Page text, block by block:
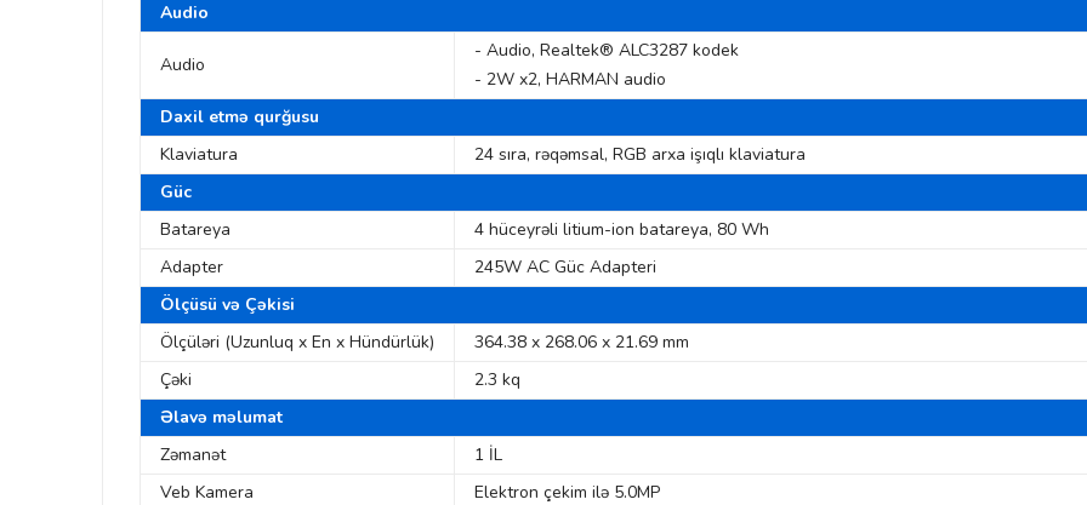
Audio
Audio
- Audio, Realtek® ALC3287 kodek
- 2W x2, HARMAN audio
Daxil etmə qurğusu
Klaviatura
24 sıra, rəqəmsal, RGB arxa işıqlı klaviatura
Güc
Batareya
4 hüceyrəli litium-ion batareya, 80 Wh
Adapter
245W AC Güc Adapteri
Ölçüsü və Çəkisi
Ölçüləri (Uzunluq x En x Hündürlük)
364.38 x 268.06 x 21.69 mm
Çəki
2.3 kq
Əlavə məlumat
Zəmanət
1 İL
Veb Kamera
Elektron çekim ilə 5.0MP